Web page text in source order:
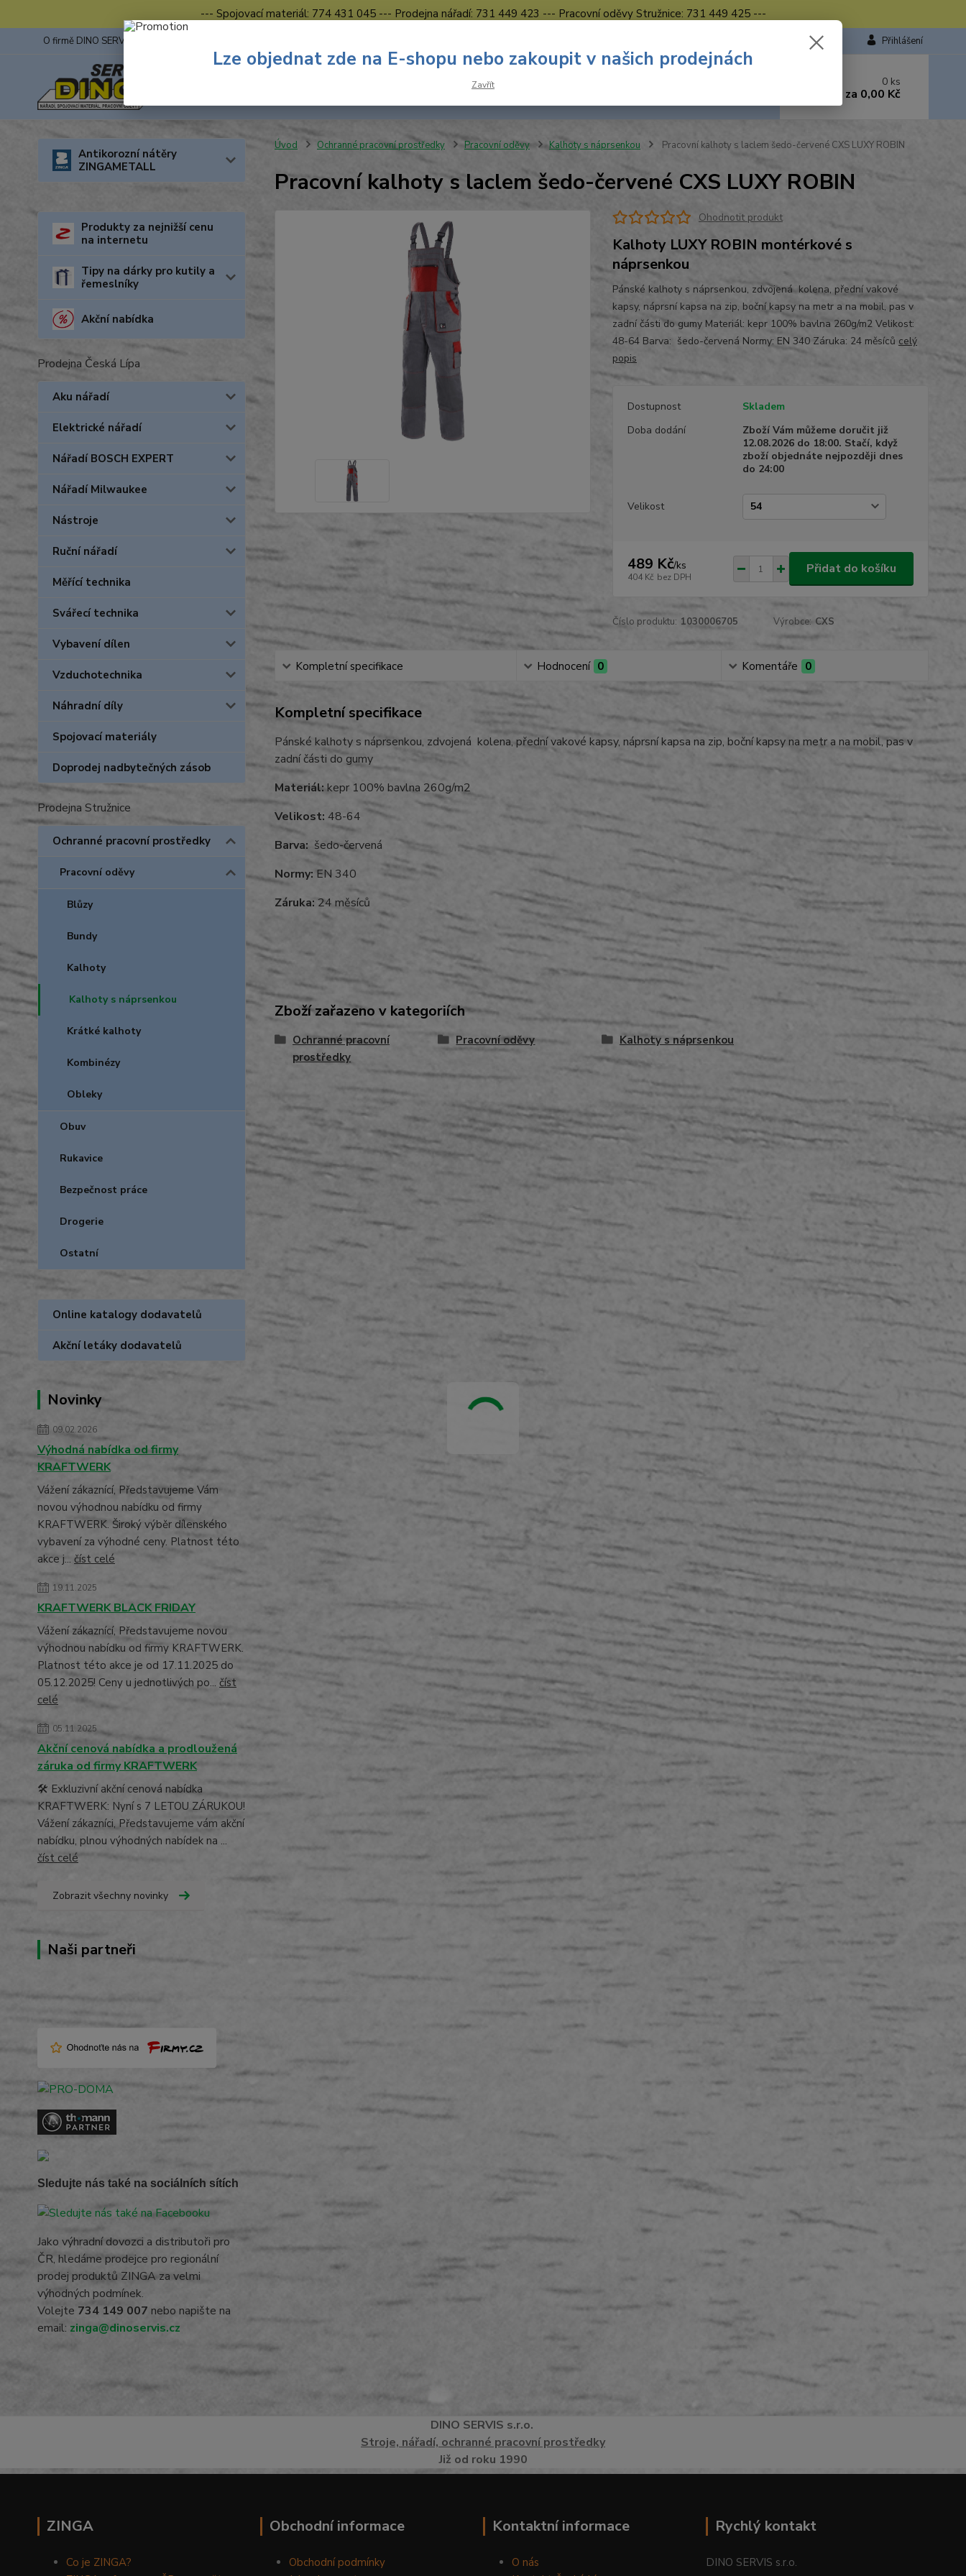
--- Spojovací materiál: 774 431 045 --- Prodejna nářadí: 731 449 423 --- Pracovní oděvy Stružnice: 731 449 425 ---
O firmě DINO SERVIS s.r.o. Přihlášení
Hledat
Nevíte si rady? Zavolejte.
0 ks
za 0,00 Kč
Antikorozní nátěry
ZINGAMETALL
Produkty za nejnižší cenu
na internetu
Tipy na dárky pro kutily a
řemeslníky
Akční nabídka
Prodejna Česká Lípa
Aku nářadí
Elektrické nářadí
Nářadí BOSCH EXPERT
Nářadí Milwaukee
Nástroje
Ruční nářadí
Měřící technika
Svářecí technika
Vybavení dílen
Vzduchotechnika
Náhradní díly
Spojovací materiály
Doprodej nadbytečných zásob
Prodejna Stružnice
Ochranné pracovní prostředky
Pracovní oděvy
Blůzy
Bundy
Kalhoty
Kalhoty s náprsenkou
Krátké kalhoty
Kombinézy
Obleky
Obuv
Rukavice
Bezpečnost práce
Drogerie
Ostatní
Online katalogy dodavatelů
Akční letáky dodavatelů
Novinky
09.02.2026
Výhodná nabídka od firmy
KRAFTWERK
Vážení zákaznící, Představujeme Vám
novou výhodnou nabídku od firmy
KRAFTWERK. Široký výběr dílenského
vybavení za výhodné ceny. Platnost této
akce j... číst celé
19.11.2025
KRAFTWERK BLACK FRIDAY
Vážení zákaznící, Představujeme novou
výhodnou nabídku od firmy KRAFTWERK.
Platnost této akce je od 17.11.2025 do
05.12.2025! Ceny u jednotlivých po... číst
celé
05.11.2025
Akční cenová nabídka a prodloužená
záruka od firmy KRAFTWERK
🛠️ Exkluzivní akční cenová nabídka
KRAFTWERK: Nyní s 7 LETOU ZÁRUKOU!
Vážení zákazníci, Představujeme vám akční
nabídku, plnou výhodných nabídek na ...
číst celé
Zobrazit všechny novinky
Naši partneři
Sledujte nás také na sociálních sítích
Jako výhradní dovozci a distributoři pro
ČR, hledáme prodejce pro regionální
prodej produktů ZINGA za velmi
výhodných podmínek.
Volejte 734 149 007 nebo napište na
email: zinga@dinoservis.cz
Úvod Ochranné pracovní prostředky Pracovní oděvy Kalhoty s náprsenkou Pracovní kalhoty s laclem šedo-červené CXS LUXY ROBIN
Pracovní kalhoty s laclem šedo-červené CXS LUXY ROBIN
Ohodnotit produkt
Kalhoty LUXY ROBIN montérkové s
náprsenkou
Pánské kalhoty s náprsenkou, zdvojená kolena, přední vakové
kapsy, náprsní kapsa na zip, boční kapsy na metr a na mobil, pas v
zadní části do gumy Materiál: kepr 100% bavlna 260g/m2 Velikost:
48-64 Barva: šedo-červená Normy: EN 340 Záruka: 24 měsíců celý
popis
Dostupnost
Skladem
Doba dodání
Zboží Vám můžeme doručit již
12.08.2026 do 18:00. Stačí, když
zboží objednáte nejpozději dnes
do 24:00
Velikost
489 Kč/ks
404 Kč bez DPH
Přidat do košíku
Číslo produktu: 1030006705 Výrobce: CXS
Kompletní specifikace Hodnocení 0 Komentáře 0
Kompletní specifikace
Pánské kalhoty s náprsenkou, zdvojená kolena, přední vakové kapsy, náprsní kapsa na zip, boční kapsy na metr a na mobil, pas v
zadní části do gumy
Materiál: kepr 100% bavlna 260g/m2
Velikost: 48-64
Barva: šedo-červená
Normy: EN 340
Záruka: 24 měsíců
Zboží zařazeno v kategoriích
Ochranné pracovní
prostředky
Pracovní oděvy Kalhoty s náprsenkou
DINO SERVIS s.r.o.
Stroje, nářadí, ochranné pracovní prostředky
Již od roku 1990
ZINGA
Co je ZINGA?
Obchodní informace
Obchodní podmínky
Kontaktní informace
O nás
Rychlý kontakt
DINO SERVIS s.r.o.
Lze objednat zde na E-shopu nebo zakoupit v našich prodejnách
Zavřít